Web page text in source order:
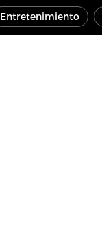
Entretenimiento